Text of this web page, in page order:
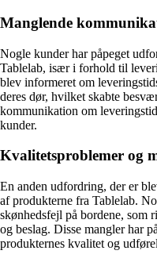
Manglende
Nogle kunder har påpeget
Tablelab, især i forhold til
blev informeret om
deres dør, hvilket skabte
kommunikation om
kunder.
Kvalitetsproblemer og
En anden udfordring, der er
af produkterne fra Tablelab.
skønhedsfejl på bordene, som
og beslag. Disse mangler har
produkternes kvalitet og